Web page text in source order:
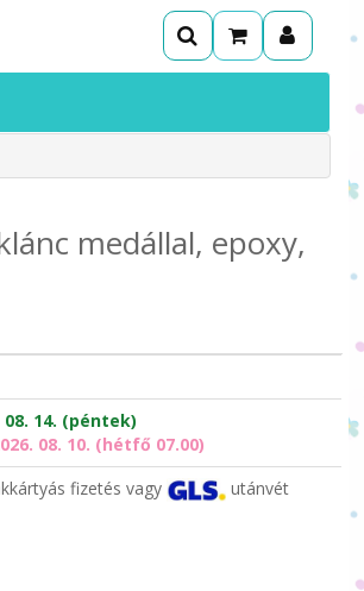
medállal, epoxy,
08. 14. (péntek)
08. 10. (hétfő 07.00)
fizetés vagy utánvét